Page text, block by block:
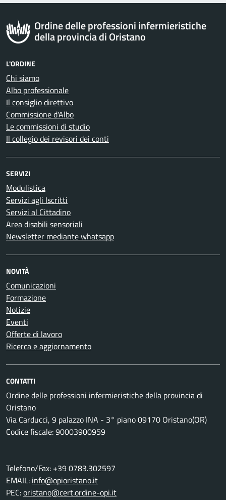
Ordine delle professioni infermieristiche
della provincia di Oristano
L'ORDINE
Chi siamo
Albo professionale
Il consiglio direttivo
Commissione d'Albo
Le commissioni di studio
Il collegio dei revisori dei conti
SERVIZI
Modulistica
Servizi agli Iscritti
Servizi al Cittadino
Area disabili sensoriali
Newsletter mediante whatsapp
NOVITÀ
Comunicazioni
Formazione
Notizie
Eventi
Offerte di lavoro
Ricerca e aggiornamento
CONTATTI
Ordine delle professioni infermieristiche della provincia di
Oristano
Via Carducci, 9 palazzo INA - 3° piano 09170 Oristano(OR)
Codice fiscale: 90003900959
Telefono/Fax: +39 0783.302597
EMAIL: info@opioristano.it
PEC:oristano@cert.ordine-opi.it